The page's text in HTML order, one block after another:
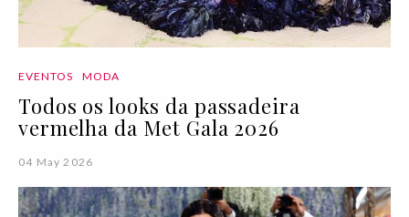
EVENTOS MODA
Todos os looks da passadeira
vermelha da Met Gala 2026
04 May 2026